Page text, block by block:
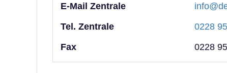
E-Mail Zentrale
Tel. Zentrale
0228
Fax
0228